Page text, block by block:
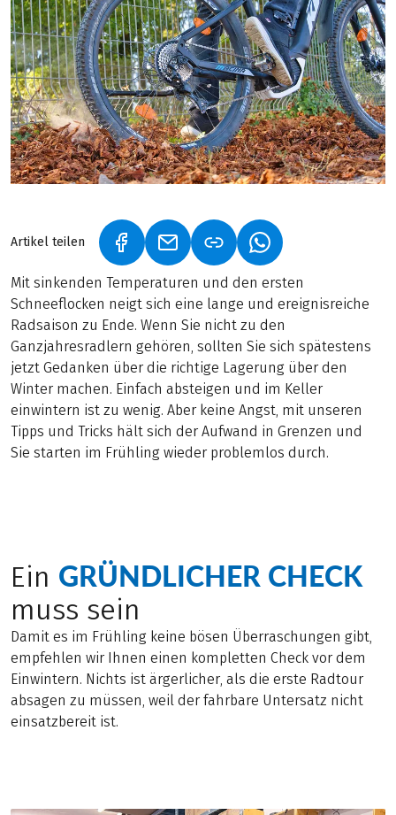
Artikel teilen (LINK ÖFFNET IN NEUEM TAB)
(LINK ÖFFNET IN NEUEM TAB)
(LINK ÖFFNET IN
Mit sinkenden Temperaturen und den ersten
Schneeflocken neigt sich eine lange und ereignisreiche
Radsaison zu Ende. Wenn Sie nicht zu den
Ganzjahresradlern gehören, sollten Sie sich spätestens
jetzt Gedanken über die richtige Lagerung über den
Winter machen. Einfach absteigen und im Keller
einwintern ist zu wenig. Aber keine Angst, mit unseren
Tipps und Tricks hält sich der Aufwand in Grenzen und
Sie starten im Frühling wieder problemlos durch.
Ein GRÜNDLICHER CHECK
muss sein
Damit es im Frühling keine bösen Überraschungen gibt,
empfehlen wir Ihnen einen kompletten Check vor dem
Einwintern. Nichts ist ärgerlicher, als die erste Radtour
absagen zu müssen, weil der fahrbare Untersatz nicht
einsatzbereit ist.